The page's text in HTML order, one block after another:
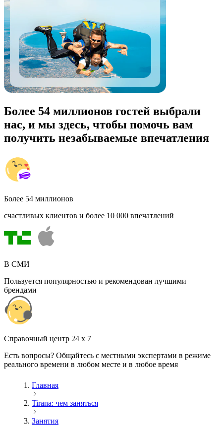
Более 54 миллионов гостей выбрали
нас, и мы здесь, чтобы помочь вам
получить незабываемые впечатления
Более 54 миллионов
счастливых клиентов и более 10 000 впечатлений
В СМИ
Пользуется популярностью и рекомендован лучшими
брендами
Cправочный центр 24 x 7
Есть вопросы? Общайтесь с местными экспертами в режиме
реального времени в любом месте и в любое время
Главная
Tirana: чем заняться
Занятия